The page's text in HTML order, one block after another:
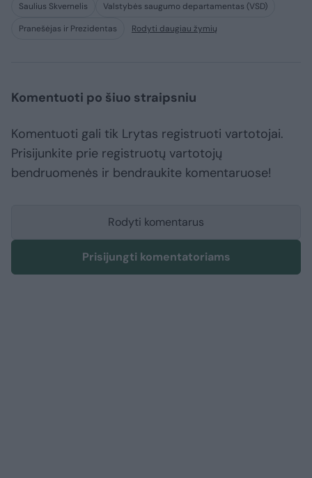
Saulius Skvernelis
Valstybės saugumo departamentas (VSD)
Pranešėjas ir Prezidentas
Rodyti daugiau žymių
Komentuoti po šiuo straipsniu
Komentuoti gali tik Lrytas registruoti vartotojai.
Prisijunkite prie registruotų vartotojų
bendruomenės ir bendraukite komentaruose!
Rodyti komentarus
Prisijungti komentatoriams